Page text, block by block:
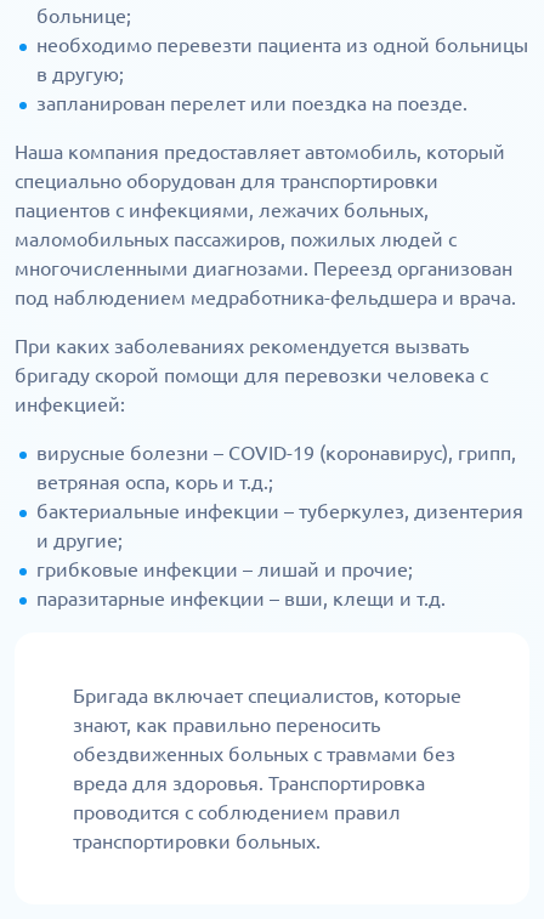
больнице;
необходимо перевезти пациента из одной больницы
в другую;
запланирован перелет или поездка на поезде.
Наша компания предоставляет автомобиль, который
специально оборудован для транспортировки
пациентов с инфекциями, лежачих больных,
маломобильных пассажиров, пожилых людей с
многочисленными диагнозами. Переезд организован
под наблюдением медработника-фельдшера и врача.
При каких заболеваниях рекомендуется вызвать
бригаду скорой помощи для перевозки человека с
инфекцией:
вирусные болезни – COVID-19 (коронавирус), грипп,
ветряная оспа, корь и т.д.;
бактериальные инфекции – туберкулез, дизентерия
и другие;
грибковые инфекции – лишай и прочие;
паразитарные инфекции – вши, клещи и т.д.
Бригада включает специалистов, которые
знают, как правильно переносить
обездвиженных больных с травмами без
вреда для здоровья. Транспортировка
проводится с соблюдением правил
транспортировки больных.